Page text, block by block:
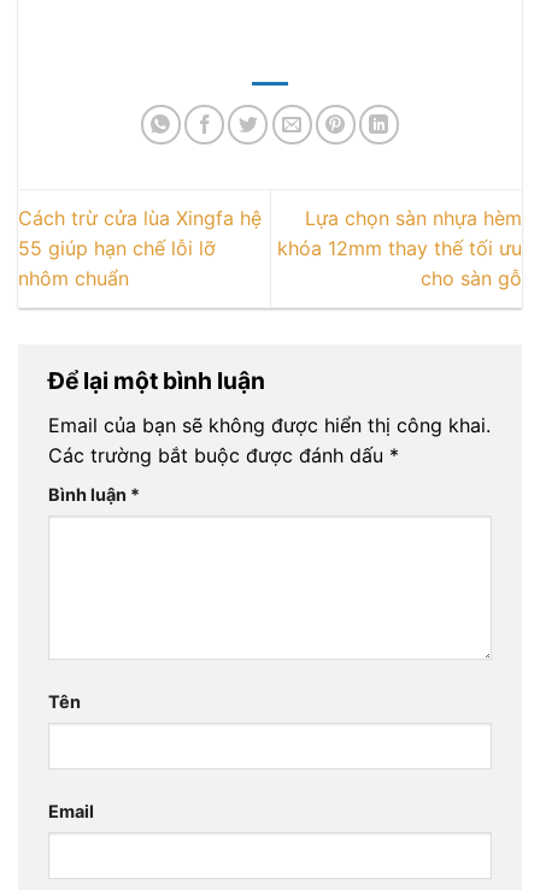
Cách trừ cửa lùa Xingfa hệ
55 giúp hạn chế lỗi lỡ
nhôm chuẩn
Lựa chọn sàn nhựa hèm
khóa 12mm thay thế tối ưu
cho sàn gỗ
Để lại một bình luận
Email của bạn sẽ không được hiển thị công khai.
Các trường bắt buộc được đánh dấu *
Bình luận *
Tên
Email